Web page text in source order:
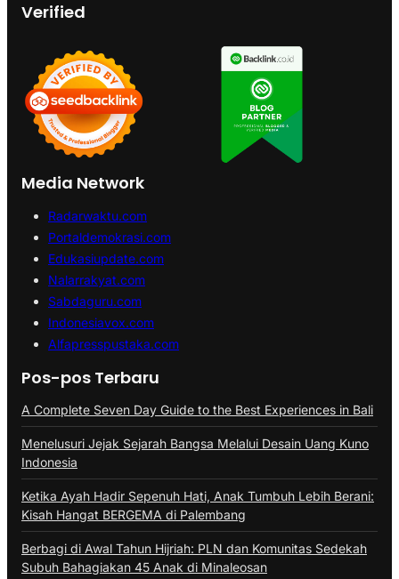
Verified
Media Network
Radarwaktu.com
Portaldemokrasi.com
Edukasiupdate.com
Nalarrakyat.com
Sabdaguru.com
Indonesiavox.com
Alfapresspustaka.com
Pos-pos Terbaru
A Complete Seven Day Guide to the Best Experiences in Bali
Menelusuri Jejak Sejarah Bangsa Melalui Desain Uang Kuno
Indonesia
Ketika Ayah Hadir Sepenuh Hati, Anak Tumbuh Lebih Berani:
Kisah Hangat BERGEMA di Palembang
Berbagi di Awal Tahun Hijriah: PLN dan Komunitas Sedekah
Subuh Bahagiakan 45 Anak di Minaleosan